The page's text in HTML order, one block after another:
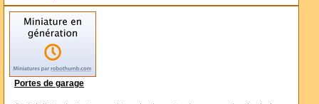
Portes de garage